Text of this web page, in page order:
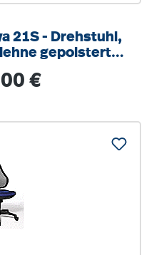
21S - Drehstuhl,
gepolstert,
Preis:
€